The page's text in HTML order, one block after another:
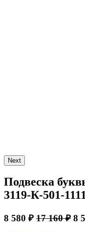
Next
Подвеска
3119-К-501-
8 580 ₽ 17 160 ₽ 8